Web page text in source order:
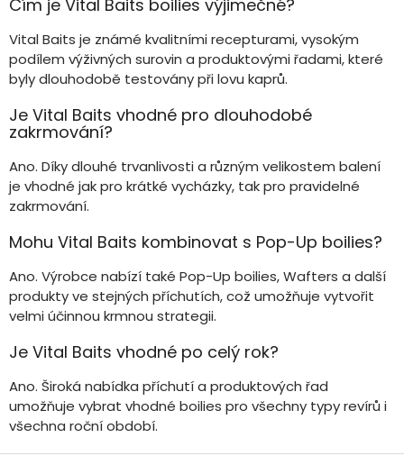
Čím je Vital Baits boilies výjimečné?
Vital Baits je známé kvalitními recepturami, vysokým
podílem výživných surovin a produktovými řadami, které
byly dlouhodobě testovány při lovu kaprů.
Je Vital Baits vhodné pro dlouhodobé
zakrmování?
Ano. Díky dlouhé trvanlivosti a různým velikostem balení
je vhodné jak pro krátké vycházky, tak pro pravidelné
zakrmování.
Mohu Vital Baits kombinovat s Pop-Up boilies?
Ano. Výrobce nabízí také Pop-Up boilies, Wafters a další
produkty ve stejných příchutích, což umožňuje vytvořit
velmi účinnou krmnou strategii.
Je Vital Baits vhodné po celý rok?
Ano. Široká nabídka příchutí a produktových řad
umožňuje vybrat vhodné boilies pro všechny typy revírů i
všechna roční období.